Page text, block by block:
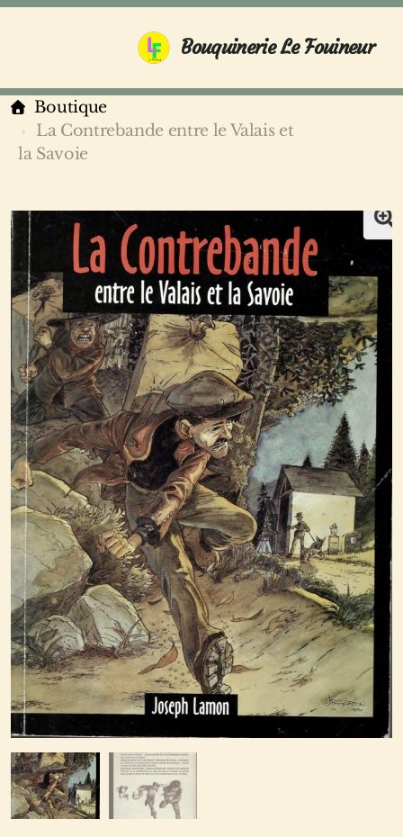
Bouquinerie Le Fouineur
Boutique
La Contrebande entre le Valais et
la Savoie